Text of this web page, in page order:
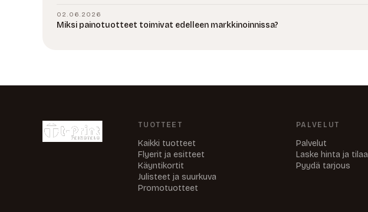
02.06.2026
Miksi painotuotteet toimivat edelleen markkinoinnissa?
TUOTTEET
Kaikki tuotteet
Flyerit ja esitteet
Käyntikortit
Julisteet ja suurkuva
Promotuotteet
PALVELUT
Palvelut
Laske hinta ja tilaa
Pyydä tarjous